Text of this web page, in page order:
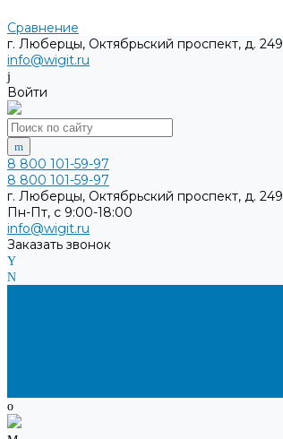
Сравнение
г. Люберцы, Октябрьский проспект, д. 249
info@wigit.ru
Войти
8 800 101-59-97
8 800 101-59-97
г. Люберцы, Октябрьский проспект, д. 249
Пн-Пт, с 9:00-18:00
info@wigit.ru
Заказать звонок